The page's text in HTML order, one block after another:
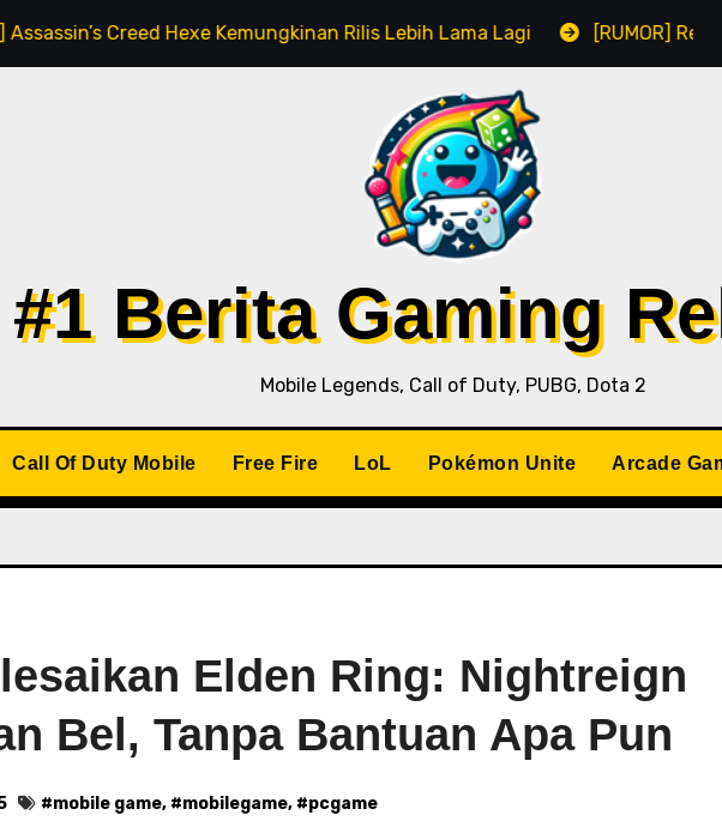
Creed Hexe Kemungkinan Rilis Lebih Lama Lagi [RUMOR] Remake
Berita Gaming
Mobile Legends, Call of Duty, PUBG, Dota 2
Call Of Duty Mobile Free Fire LoL Pokémon Unite Arcade
Elden Ring: Nightreign
Bel, Tanpa Bantuan Apa Pun
#mobile game, #mobilegame, #pcgame